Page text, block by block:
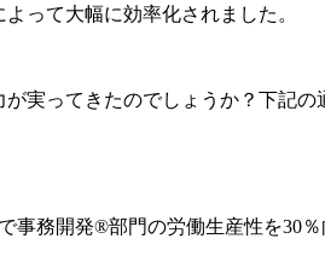
って大幅に効率化されました。
が実ってきたのでしょうか？下記
事務開発®部門の労働生産性を30％